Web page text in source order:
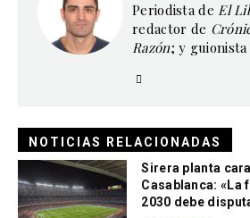
Periodista deEl
redactor de
Razón; y guionista
NOTICIAS RELACIONADAS
Sirera planta
Casablanca: «La
2030 debe